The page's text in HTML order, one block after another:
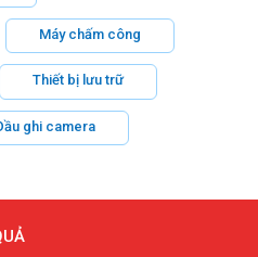
Máy chấm công
Thiết bị lưu trữ
ghi camera